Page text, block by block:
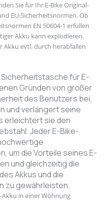
Sie für Ihr E-Bike Original-
EU-Sicherheitsnormen. Ob
EN 50604-1 erfüllen
Akku kann explodieren.
Akku evtl. durch herabfallen
für E-
Gründen von großer
des Benutzers bei,
und verlängert seine
erleichtert sie den
Jeder E-Bike-
um die Vorteile seines E-
und gleichzeitig die
Akkus und die
zu gewährleisten.
Akku in einer Wohnung